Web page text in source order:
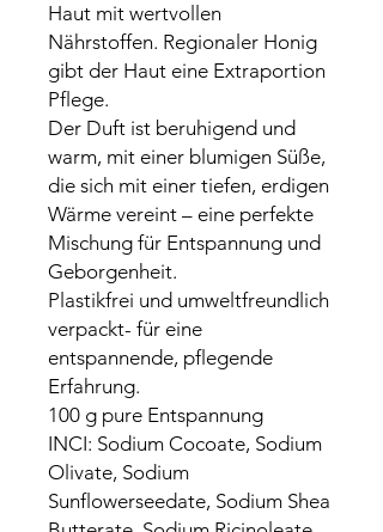
Haut mit wertvollen
Nährstoffen. Regionaler Honig
gibt der Haut eine Extraportion
Pflege.
Der Duft ist beruhigend und
warm, mit einer blumigen Süße,
die sich mit einer tiefen, erdigen
Wärme vereint – eine perfekte
Mischung für Entspannung und
Geborgenheit.
Plastikfrei und umweltfreundlich
verpackt- für eine
entspannende, pflegende
Erfahrung.
100 g pure Entspannung
INCI: Sodium Cocoate, Sodium
Olivate, Sodium
Sunflowerseedate, Sodium Shea